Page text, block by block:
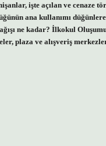
işte açılan ve
ana kullanımı
ne kadar? İlkokul
plaza ve alışveriş